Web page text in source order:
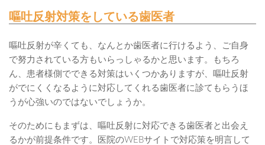
嘔吐反射対策をしている歯医者
嘔吐反射が辛くても、なんとか歯医者に行けるよう、ご自身
で努力されている方もいらっしゃるかと思います。もちろ
ん、患者様側でできる対策はいくつかありますが、嘔吐反射
がでにくくなるように対応してくれる歯医者に診てもらうほ
うが心強いのではないでしょうか。
そのためにもまずは、嘔吐反射に対応できる歯医者と出会え
るかが前提条件です。医院のWEBサイトで対応策を明言して